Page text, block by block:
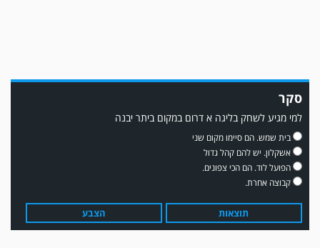
משחק אימון: מכבי יבנה גברה על ביתר נורדיה 1-4. כבש למכבי ׳צבי׳ יבנה : ▫️ מיקו
סקר
למי מגיע לשחק בליגה א דרום במקום ביתר יבנה
בית שמש. הם סיימו מקום שני
אשקלון. יש להם קהל גדול
הפועל לוד. הם הכי צפונים.
קבוצה אחרת.
תוצאות הצבע